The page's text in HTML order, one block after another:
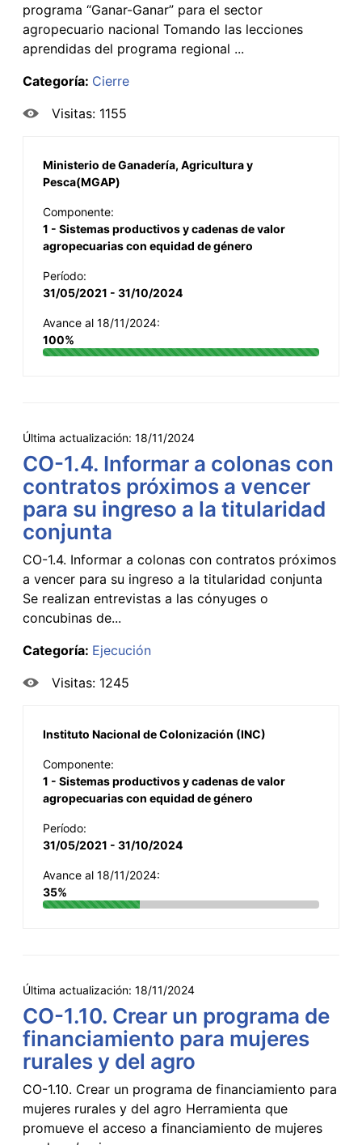
programa “Ganar-Ganar” para el sector
agropecuario nacional Tomando las lecciones
aprendidas del programa regional ...
Categoría: Cierre
Visitas: 1155
Ministerio de Ganadería, Agricultura y
Pesca(MGAP)
Componente:
1 - Sistemas productivos y cadenas de valor
agropecuarias con equidad de género
Período:
31/05/2021 - 31/10/2024
Avance al 18/11/2024:
100%
Última actualización: 18/11/2024
CO-1.4. Informar a colonas con
contratos próximos a vencer
para su ingreso a la titularidad
conjunta
CO-1.4. Informar a colonas con contratos próximos
a vencer para su ingreso a la titularidad conjunta
Se realizan entrevistas a las cónyuges o
concubinas de...
Categoría: Ejecución
Visitas: 1245
Instituto Nacional de Colonización (INC)
Componente:
1 - Sistemas productivos y cadenas de valor
agropecuarias con equidad de género
Período:
31/05/2021 - 31/10/2024
Avance al 18/11/2024:
35%
Última actualización: 18/11/2024
CO-1.10. Crear un programa de
financiamiento para mujeres
rurales y del agro
CO-1.10. Crear un programa de financiamiento para
mujeres rurales y del agro Herramienta que
promueve el acceso a financiamiento de mujeres